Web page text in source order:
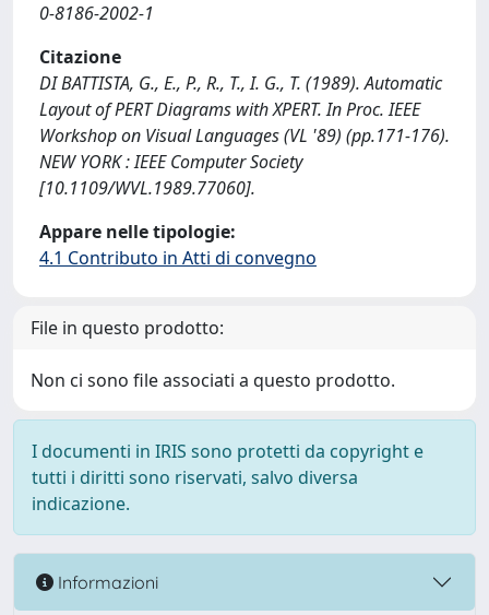
0-8186-2002-1
Citazione
DI BATTISTA, G., E., P., R., T., I. G., T. (1989). Automatic
Layout of PERT Diagrams with XPERT. In Proc. IEEE
Workshop on Visual Languages (VL '89) (pp.171-176).
NEW YORK : IEEE Computer Society
[10.1109/WVL.1989.77060].
Appare nelle tipologie:
4.1 Contributo in Atti di convegno
File in questo prodotto:
Non ci sono file associati a questo prodotto.
I documenti in IRIS sono protetti da copyright e
tutti i diritti sono riservati, salvo diversa
indicazione.
Informazioni